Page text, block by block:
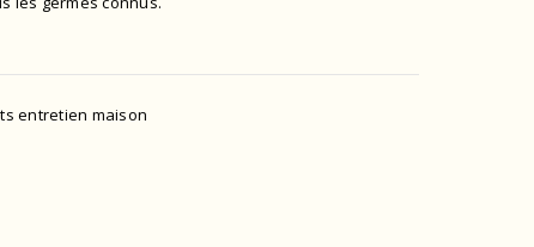
entretien maison